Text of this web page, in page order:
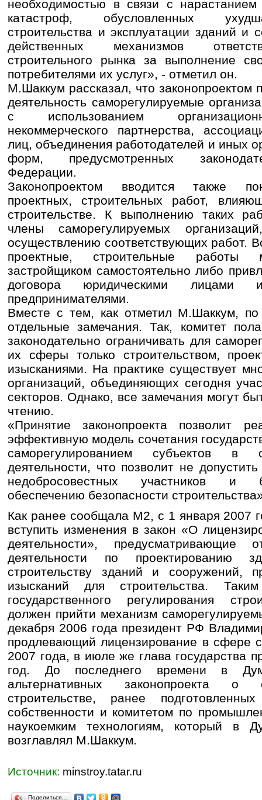
необходимостью в связи с нарастанием
катастроф, обусловленных
строительства и эксплуатации зданий и
действенных механизмов
строительного рынка за выполнение
потребителями их услуг», - отметил он.
М.Шаккум рассказал, что законопроектом
деятельность саморегулируемые
с использованием
некоммерческого партнерства,
лиц, объединения работодателей и иных
форм, предусмотренных
Федерации.
Законопроектом вводится также
проектных, строительных работ,
строительстве. К выполнению таких
члены саморегулируемых
осуществлению соответствующих работ.
проектные, строительные работы
застройщиком самостоятельно либо
договора юридическими лицами
предпринимателями.
Вместе с тем, как отметил М.Шаккум, по
отдельные замечания. Так, комитет
законодательно ограничивать для
их сферы только строительством,
изысканиями. На практике существует
организаций, объединяющих сегодня
секторов. Однако, все замечания могут
чтению.
«Принятие законопроекта позволит
эффективную модель сочетания
саморегулированием субъектов в
деятельности, что позволит не
недобросовестных участников и
обеспечению безопасности
Как ранее сообщала М2, с 1 января 2007
вступить изменения в закон «О
деятельности», предусматривающие
деятельности по проектированию
строительству зданий и сооружений,
изысканий для строительства.
государственного регулирования
должен прийти механизм
декабря 2006 года президент РФ
продлевающий лицензирование в сфере
2007 года, в июле же глава государства
год. До последнего времени в
альтернативных законопроекта о
строительстве, ранее
собственности и комитетом по
наукоемким технологиям, который в
возглавлял М.Шаккум.
Источник: minstroy.tatar.ru
Поделиться…